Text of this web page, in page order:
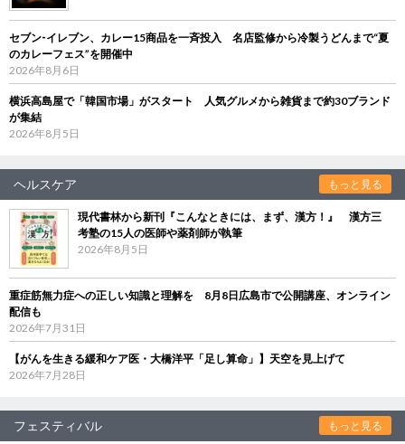
セブン‐イレブン、カレー15商品を一斉投入 名店監修から冷製うどんまで“夏
のカレーフェス”を開催中
2026年8月6日
横浜高島屋で「韓国市場」がスタート 人気グルメから雑貨まで約30ブランド
が集結
2026年8月5日
ヘルスケア もっと見る
現代書林から新刊『こんなときには、まず、漢方！』 漢方三
考塾の15人の医師や薬剤師が執筆
2026年8月5日
重症筋無力症への正しい知識と理解を 8月8日広島市で公開講座、オンライン
配信も
2026年7月31日
【がんを生きる緩和ケア医・大橋洋平「足し算命」】天空を見上げて
2026年7月28日
フェスティバル もっと見る